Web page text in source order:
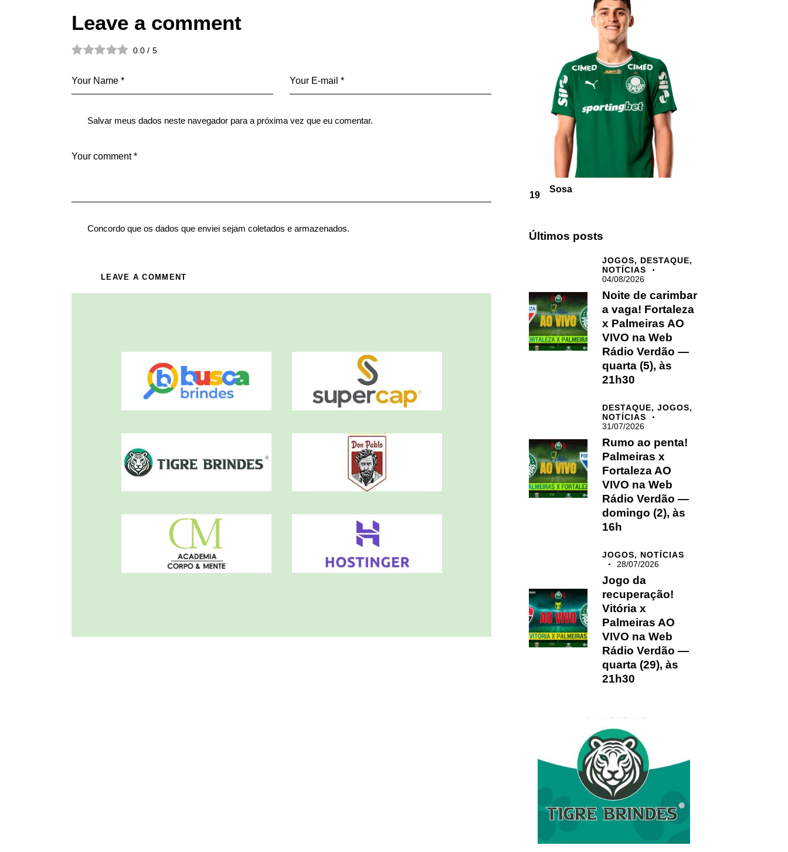
Leave a comment
0.0 / 5
Salvar meus dados neste navegador para a próxima vez que eu comentar.
Concordo que os dados que enviei sejam coletados e armazenados.
19
Sosa
Últimos posts
JOGOS, DESTAQUE,
NOTÍCIAS
04/08/2026
Noite de carimbar
a vaga! Fortaleza
x Palmeiras AO
VIVO na Web
Rádio Verdão —
quarta (5), às
21h30
DESTAQUE,JOGOS,
NOTÍCIAS
31/07/2026
Rumo ao penta!
Palmeiras x
Fortaleza AO
VIVO na Web
Rádio Verdão —
domingo (2), às
16h
JOGOS, NOTÍCIAS
28/07/2026
Jogo da
recuperação!
Vitória x
Palmeiras AO
VIVO na Web
Rádio Verdão —
quarta (29), às
21h30